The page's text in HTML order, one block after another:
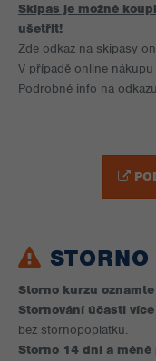
Skipas je možné
ušetřit!
Zde odkaz na skipasy
V případě online
Podrobné info na
Storno kurzu
Stornování účasti
bez stornopoplatku.
Storno 14 dní a